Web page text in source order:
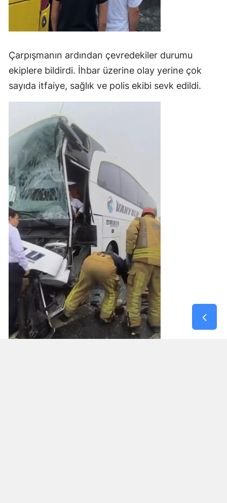
Çarpışmanın ardından çevredekiler durumu
ekiplere bildirdi. İhbar üzerine olay yerine çok
sayıda itfaiye, sağlık ve polis ekibi sevk edildi.